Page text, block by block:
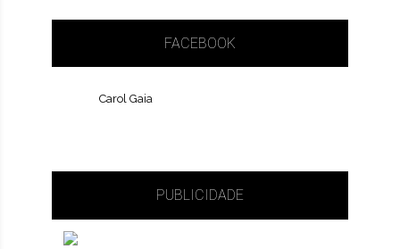
FACEBOOK
Carol Gaia
PUBLICIDADE